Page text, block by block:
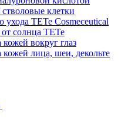
клетки
ухода TETe Cosmeceutical
солнца TETe
вокруг глаз
кожей лица, шеи, декольте